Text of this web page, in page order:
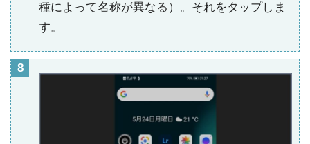
種によって名称が異なる）。それをタップしま
す。